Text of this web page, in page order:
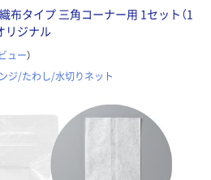
布タイプ 三角コーナー用 1セット（1
リジナル
ュー）
ジ/たわし/水切りネット